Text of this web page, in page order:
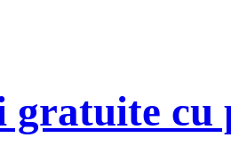
cu